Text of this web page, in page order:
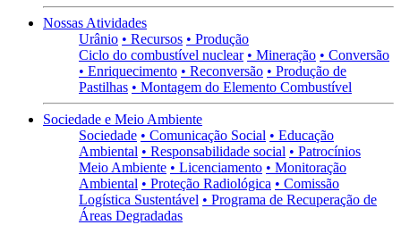
Nossas Atividades
Urânio • Recursos • Produção
Ciclo do combustível nuclear • Mineração • Conversão
• Enriquecimento • Reconversão • Produção de
Pastilhas • Montagem do Elemento Combustível
Sociedade e Meio Ambiente
Sociedade • Comunicação Social • Educação
Ambiental • Responsabilidade social • Patrocínios
Meio Ambiente • Licenciamento • Monitoração
Ambiental • Proteção Radiológica • Comissão
Logística Sustentável • Programa de Recuperação de
Áreas Degradadas